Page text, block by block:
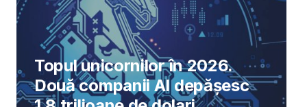
Topul unicornilor în 2026.
Două companii AI depășesc